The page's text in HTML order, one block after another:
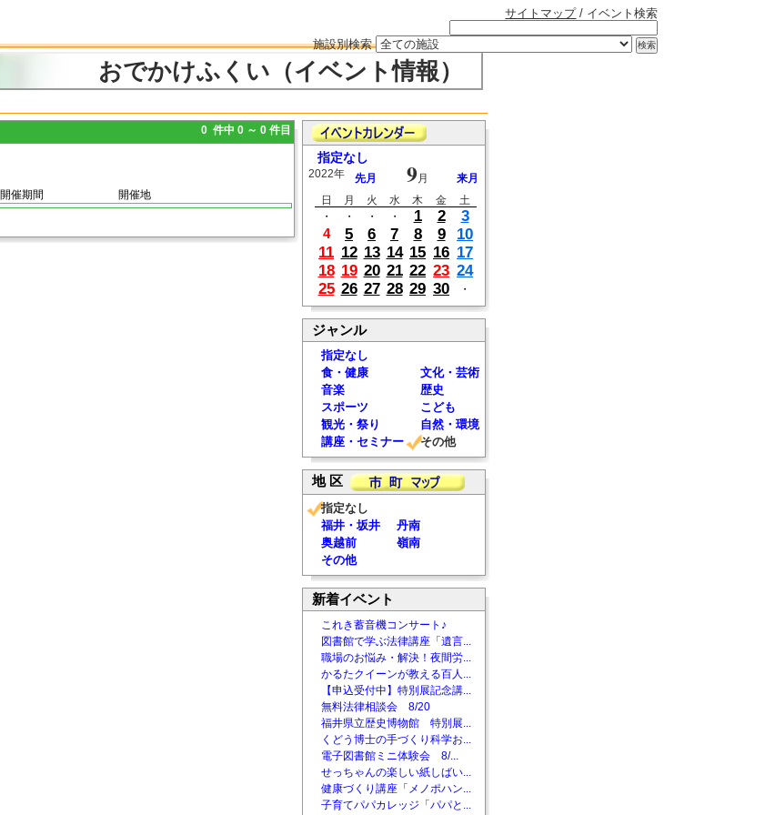
サイトマップ/ イベント検索
施設別検索
おでかけふくい（イベント情報）
0 件中 0 ～ 0 件目
開催期間 開催地
指定なし
2022年 先月 9月
来月
日
月 火 水 木 金
土
・
・ ・ ・ 1 2 3
4 5 6 7 8 9
10
11 12 13 14 15 16 17
18 19 20 21 22 23 24
25 26 27 28 29 30 ・
ジャンル
指定なし
食・健康
文化・芸術
音楽
歴史
スポーツ
こども
観光・祭り
自然・環境
講座・セミナー
その他
地 区
指定なし
福井・坂井
丹南
奥越前
嶺南
その他
新着イベント
これき蓄音機コンサート♪
図書館で学ぶ法律講座「遺言...
職場のお悩み・解決！夜間労...
かるたクイーンが教える百人...
【申込受付中】特別展記念講...
無料法律相談会 8/20
福井県立歴史博物館 特別展...
くどう博士の手づくり科学お...
電子図書館ミニ体験会 8/...
せっちゃんの楽しい紙しばい...
健康づくり講座「メノポハン...
子育てパパカレッジ「パパと...